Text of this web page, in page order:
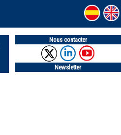
Nous contacter
Newsletter